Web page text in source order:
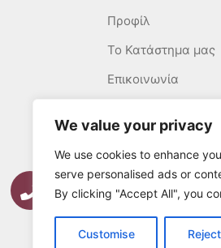
We value your privacy
We use cookies to enhance
serve personalised ads or
By clicking "Accept All", you
Customise
Προφίλ
To Κατάστημα μας
Επικοινωνία
Ασφάλεια
Πολιτική
Τρόποι Πληρωμής